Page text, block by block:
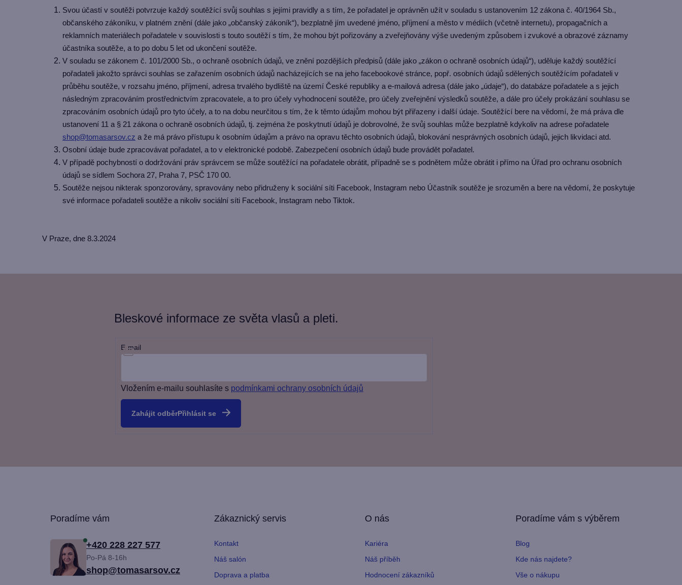
Svou účastí v soutěži potvrzuje každý soutěžící svůj souhlas s jejími pravidly a s tím, že pořadatel je oprávněn užít v souladu s ustanovením 12 zákona č. 40/1964 Sb.,
občanského zákoníku, v platném znění (dále jako „občanský zákoník“), bezplatně jím uvedené jméno, příjmení a město v médiích (včetně internetu), propagačních a
reklamních materiálech pořadatele v souvislosti s touto soutěží s tím, že mohou být pořizovány a zveřejňovány výše uvedeným způsobem i zvukové a obrazové záznamy
účastníka soutěže, a to po dobu 5 let od ukončení soutěže.
V souladu se zákonem č. 101/2000 Sb., o ochraně osobních údajů, ve znění pozdějších předpisů (dále jako „zákon o ochraně osobních údajů“), uděluje každý soutěžící
pořadateli jakožto správci souhlas se zařazením osobních údajů nacházejících se na jeho facebookové stránce, popř. osobních údajů sdělených soutěžícím pořadateli v
průběhu soutěže, v rozsahu jméno, příjmení, adresa trvalého bydliště na území České republiky a e-mailová adresa (dále jako „údaje“), do databáze pořadatele a s jejich
následným zpracováním prostřednictvím zpracovatele, a to pro účely vyhodnocení soutěže, pro účely zveřejnění výsledků soutěže, a dále pro účely prokázání souhlasu se
zpracováním osobních údajů pro tyto účely, a to na dobu neurčitou s tím, že k těmto údajům mohou být přiřazeny i další údaje. Soutěžící bere na vědomí, že má práva dle
ustanovení 11 a § 21 zákona o ochraně osobních údajů, tj. zejména že poskytnutí údajů je dobrovolné, že svůj souhlas může bezplatně kdykoliv na adrese pořadatele
shop@tomasarsov.cz a že má právo přístupu k osobním údajům a právo na opravu těchto osobních údajů, blokování nesprávných osobních údajů, jejich likvidaci atd.
Osobní údaje bude zpracovávat pořadatel, a to v elektronické podobě. Zabezpečení osobních údajů bude provádět pořadatel.
V případě pochybností o dodržování práv správcem se může soutěžící na pořadatele obrátit, případně se s podnětem může obrátit i přímo na Úřad pro ochranu osobních
údajů se sídlem Sochora 27, Praha 7, PSČ 170 00.
Soutěže nejsou nikterak sponzorovány, spravovány nebo přidruženy k sociální síti Facebook, Instagram nebo Účastník soutěže je srozuměn a bere na vědomí, že poskytuje
své informace pořadateli soutěže a nikoliv sociální síti Facebook, Instagram nebo Tiktok.
V Praze, dne 8.3.2024
Bleskové informace ze světa vlasů a pleti.
E-mail
Vložením e-mailu souhlasíte s podmínkami ochrany osobních údajů
Přihlásit se
Poradíme vám
+420 228 227 577
Po-Pá 8-16h
shop@tomasarsov.cz
Zákaznický servis
Kontakt
Náš salón
Doprava a platba
O nás
Kariéra
Náš příběh
Hodnocení zákazníků
Poradíme vám s výběrem
Blog
Kde nás najdete?
Vše o nákupu